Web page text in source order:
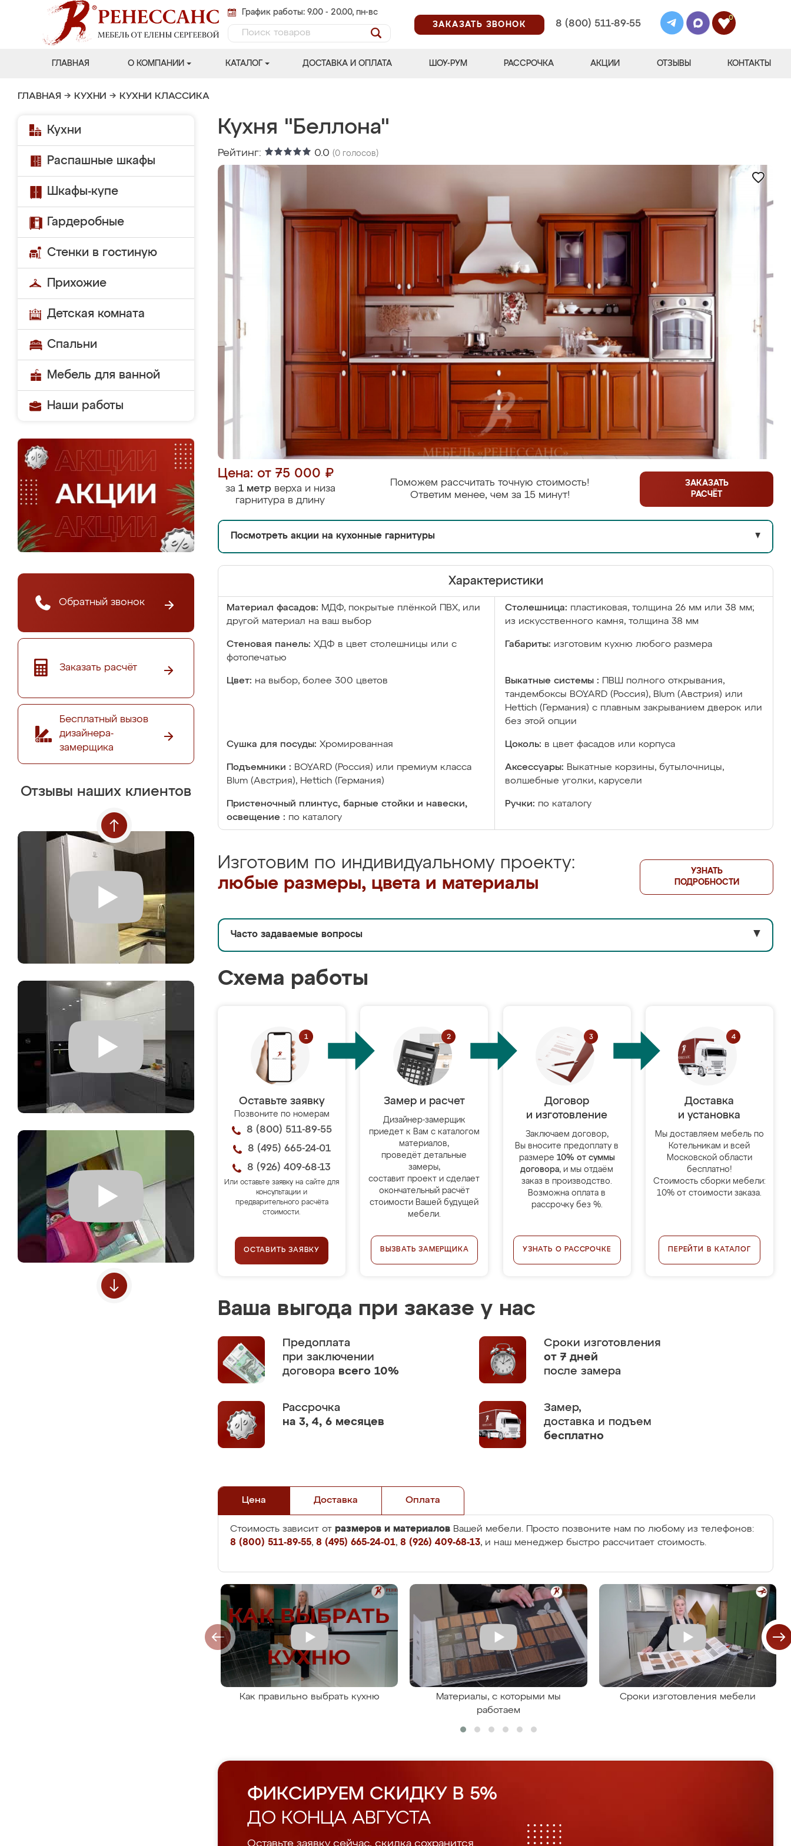
График работы: 9.00 - 20.00, пн-вс
ЗАКАЗАТЬ ЗВОНОК
8 (800) 511-89-55
0
ГЛАВНАЯ О КОМПАНИИ КАТАЛОГ ДОСТАВКА И ОПЛАТА ШОУ-РУМ РАССРОЧКА АКЦИИ ОТЗЫВЫ КОНТАКТЫ
ГЛАВНАЯ → КУХНИ → КУХНИ КЛАССИКА
Кухни
Распашные шкафы
Шкафы-купе
Гардеробные
Стенки в гостиную
Прихожие
Детская комната
Спальни
Мебель для ванной
Наши работы
Обратный звонок
Заказать расчёт
Бесплатный вызов
дизайнера-
замерщика
Отзывы наших клиентов
Кухня "Беллона"
Рейтинг: 0.0 (0 голосов)
Цена: от 75 000 ₽
за 1 метрверха и низа
гарнитура в длину
Поможем рассчитать точную стоимость!
Ответим менее, чем за 15 минут!
ЗАКАЗАТЬ
РАСЧЁТ
Посмотреть акции на кухонные гарнитуры ▼
Характеристики
Материал фасадов: МДФ, покрытые плёнкой ПВХ, или
другой материал на ваш выбор
Столешница: пластиковая, толщина 26 мм или 38 мм;
из искусственного камня, толщина 38 мм
Стеновая панель: ХДФ в цвет столешницы или с
фотопечатью
Габариты: изготовим кухню любого размера
Цвет: на выбор, более 300 цветов Выкатные системы :
ПВШ полного открывания,
тандембоксы BOYARD (Россия), Blum (Австрия) или
Hettich (Германия) с плавным закрыванием дверок или
без этой опции
Сушка для посуды: Хромированная Цоколь: в цвет фасадов или корпуса
Подъемники : BOYARD (Россия) или премиум класса
Blum (Австрия), Hettich (Германия)
Аксессуары: Выкатные корзины, бутылочницы,
волшебные уголки, карусели
Пристеночный плинтус, барные стойки и навески,
освещение : по каталогу
Ручки: по каталогу
Изготовим по индивидуальному проекту:
любые размеры, цвета и материалы
УЗНАТЬ
ПОДРОБНОСТИ
Часто задаваемые вопросы ▼
Схема работы
Оставьте заявку
Позвоните по номерам
8 (800) 511-89-55
8 (495) 665-24-01
8 (926) 409-68-13
Или оставьте заявку на сайте для
консультации и
предварительного расчёта
стоимости.
ОСТАВИТЬ ЗАЯВКУ
Замер и расчет
Дизайнер-замерщик
приедет к Вам с каталогом
материалов,
проведёт детальные
замеры,
составит проект и сделает
окончательный расчёт
стоимости Вашей будущей
мебели.
ВЫЗВАТЬ ЗАМЕРЩИКА
Договор
и изготовление
Заключаем договор,
Вы вносите предоплату в
размере 10% от суммы
договора, и мы отдаём
заказ в производство.
Возможна оплата в
рассрочку без %.
УЗНАТЬ О РАССРОЧКЕ
Доставка
и установка
Мы доставляем мебель по
Котельникам и всей
Московской области
бесплатно!
Стоимость сборки мебели:
10% от стоимости заказа.
ПЕРЕЙТИ В КАТАЛОГ
Ваша выгода при заказе у нас
Предоплата
при заключении
договора всего 10%
Сроки изготовления
от 7 дней
после замера
Рассрочка
на 3, 4, 6 месяцев
Замер,
доставка и подъем
бесплатно
Цена Доставка Оплата
Стоимость зависит от размеров и материалов Вашей мебели. Просто позвоните нам по любому из телефонов:
8 (800) 511-89-55, 8 (495) 665-24-01, 8 (926) 409-68-13, и наш менеджер быстро рассчитает стоимость.
Как правильно выбрать кухню
Материалы, с которыми мы
работаем
Сроки изготовления мебели
ФИКСИРУЕМ СКИДКУ В 5%
ДО КОНЦА АВГУСТА
Оставьте заявку сейчас, скидка сохранится.